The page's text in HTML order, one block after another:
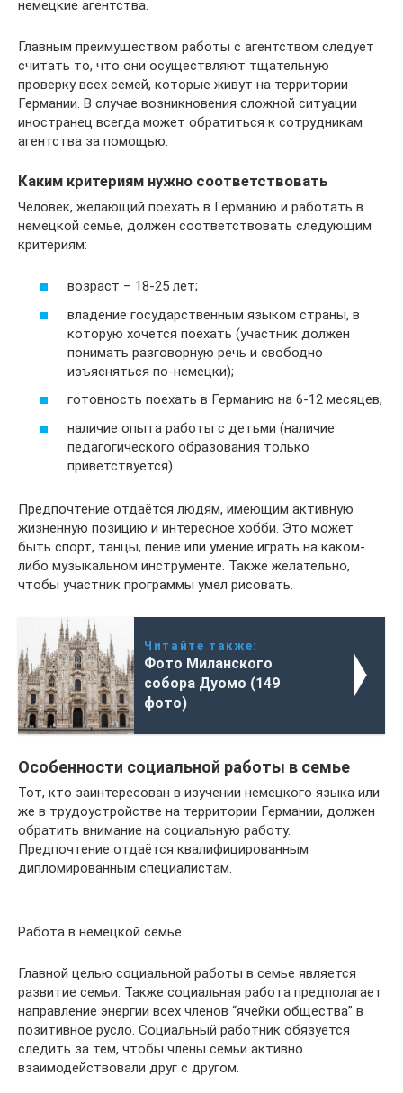
немецкие агентства.
Главным преимуществом работы с агентством следует
считать то, что они осуществляют тщательную
проверку всех семей, которые живут на территории
Германии. В случае возникновения сложной ситуации
иностранец всегда может обратиться к сотрудникам
агентства за помощью.
Каким критериям нужно соответствовать
Человек, желающий поехать в Германию и работать в
немецкой семье, должен соответствовать следующим
критериям:
возраст – 18-25 лет;
владение государственным языком страны, в
которую хочется поехать (участник должен
понимать разговорную речь и свободно
изъясняться по-немецки);
готовность поехать в Германию на 6-12 месяцев;
наличие опыта работы с детьми (наличие
педагогического образования только
приветствуется).
Предпочтение отдаётся людям, имеющим активную
жизненную позицию и интересное хобби. Это может
быть спорт, танцы, пение или умение играть на каком-
либо музыкальном инструменте. Также желательно,
чтобы участник программы умел рисовать.
Читайте также:
Фото Миланского
собора Дуомо (149
фото)
Особенности социальной работы в семье
Тот, кто заинтересован в изучении немецкого языка или
же в трудоустройстве на территории Германии, должен
обратить внимание на социальную работу.
Предпочтение отдаётся квалифицированным
дипломированным специалистам.
Работа в немецкой семье
Главной целью социальной работы в семье является
развитие семьи. Также социальная работа предполагает
направление энергии всех членов “ячейки общества” в
позитивное русло. Социальный работник обязуется
следить за тем, чтобы члены семьи активно
взаимодействовали друг с другом.